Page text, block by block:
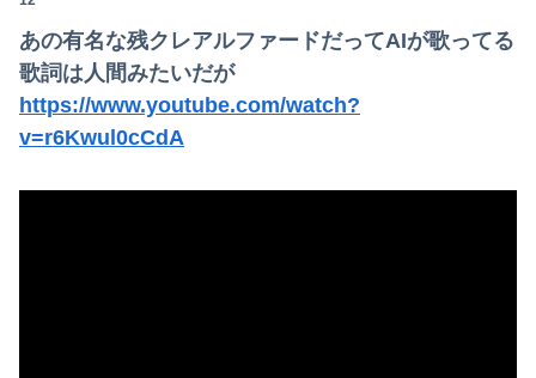
あの有名な残クレアルファードだってAIが歌ってる
歌詞は人間みたいだが
https://www.youtube.com/watch?
v=r6Kwul0cCdA